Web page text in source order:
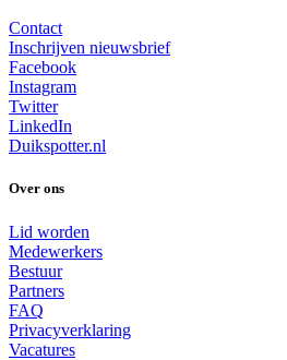
Contact
Inschrijven nieuwsbrief
Facebook
Instagram
Twitter
LinkedIn
Duikspotter.nl
Over ons
Lid worden
Medewerkers
Bestuur
Partners
FAQ
Privacyverklaring
Vacatures